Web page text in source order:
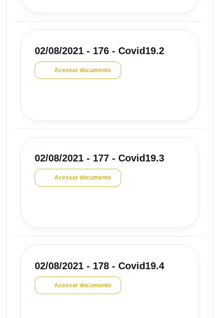
02/08/2021 - 176 - Covid19.2
Acessar documento
02/08/2021 - 177 - Covid19.3
Acessar documento
02/08/2021 - 178 - Covid19.4
Acessar documento